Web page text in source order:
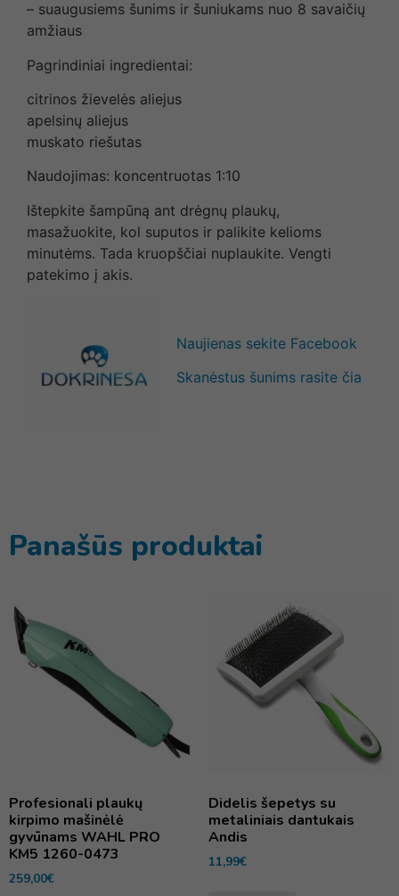
– suaugusiems šunims ir šuniukams nuo 8 savaičių
amžiaus
Pagrindiniai ingredientai:
citrinos žievelės aliejus
apelsinų aliejus
muskato riešutas
Naudojimas: koncentruotas 1:10
Ištepkite šampūną ant drėgnų plaukų,
masažuokite, kol suputos ir palikite kelioms
minutėms. Tada kruopščiai nuplaukite. Vengti
patekimo į akis.
Naujienas sekite Facebook
Skanėstus šunims rasite čia
Panašūs produktai
Profesionali plaukų
kirpimo mašinėlė
gyvūnams WAHL PRO
KM5 1260-0473
259,00€
Didelis šepetys su
metaliniais dantukais
Andis
11,99€